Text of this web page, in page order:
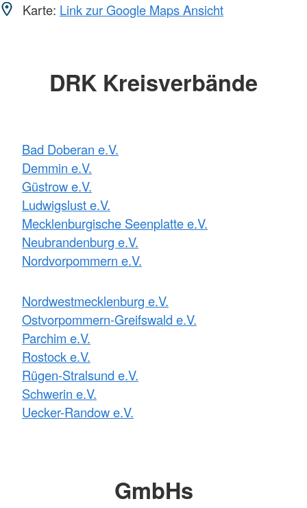
Karte: Link zur Google Maps Ansicht
DRK Kreisverbände
Bad Doberan e.V.
Demmin e.V.
Güstrow e.V.
Ludwigslust e.V.
Mecklenburgische Seenplatte e.V.
Neubrandenburg e.V.
Nordvorpommern e.V.
Nordwestmecklenburg e.V.
Ostvorpommern-Greifswald e.V.
Parchim e.V.
Rostock e.V.
Rügen-Stralsund e.V.
Schwerin e.V.
Uecker-Randow e.V.
GmbHs